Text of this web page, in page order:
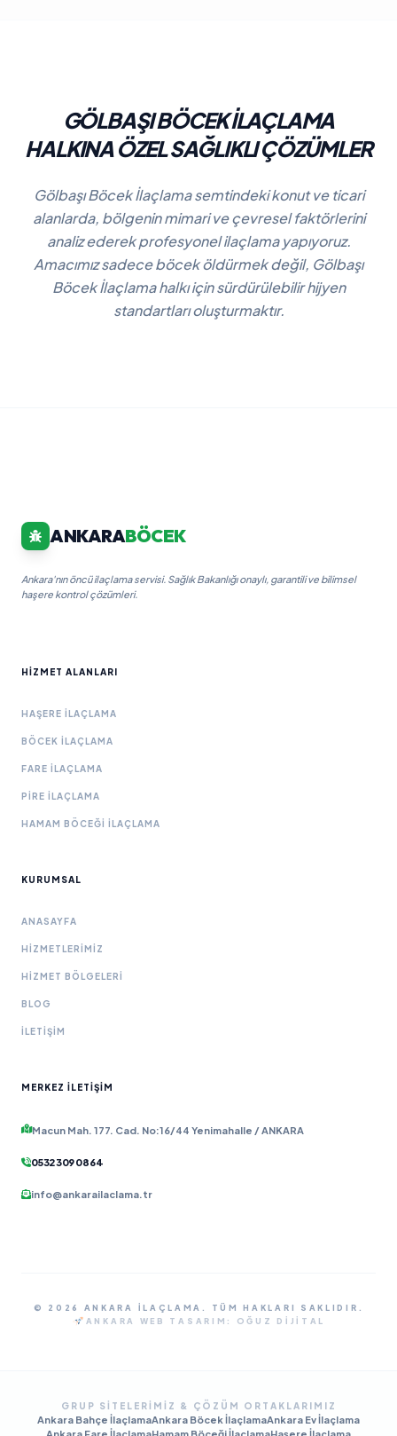
GÖLBAŞI BÖCEK İLAÇLAMA
HALKINA ÖZEL SAĞLIKLI ÇÖZÜMLER
Gölbaşı Böcek İlaçlama semtindeki konut ve ticari
alanlarda, bölgenin mimari ve çevresel faktörlerini
analiz ederek profesyonel ilaçlama yapıyoruz.
Amacımız sadece böcek öldürmek değil, Gölbaşı
Böcek İlaçlama halkı için sürdürülebilir hijyen
standartları oluşturmaktır.
ANKARABÖCEK
Ankara'nın öncü ilaçlama servisi. Sağlık Bakanlığı onaylı, garantili ve bilimsel
haşere kontrol çözümleri.
HIZMET ALANLARI
HAŞERE İLAÇLAMA
BÖCEK İLAÇLAMA
FARE İLAÇLAMA
PIRE İLAÇLAMA
HAMAM BÖCEĞI İLAÇLAMA
KURUMSAL
ANASAYFA
HIZMETLERIMIZ
HIZMET BÖLGELERI
BLOG
İLETIŞIM
MERKEZ İLETIŞIM
Macun Mah. 177. Cad. No:16/44 Yenimahalle / ANKARA
0532 309 08 64
info@ankarailaclama.tr
© 2026 ANKARA İLAÇLAMA. TÜM HAKLARI SAKLIDIR.
ANKARA WEB TASARIM:
OĞUZ DIJITAL
GRUP SITELERIMIZ & ÇÖZÜM ORTAKLARIMIZ
Ankara Bahçe İlaçlamaAnkara Böcek İlaçlamaAnkara Ev İlaçlama